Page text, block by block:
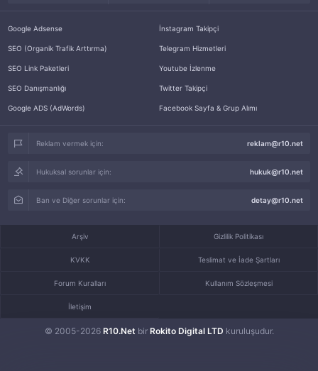
Google Adsense
SEO (Organik Trafik Arttırma)
SEO Link Paketleri
SEO Danışmanlığı
Google ADS (AdWords)
İnstagram Takipçi
Telegram Hizmetleri
Youtube İzlenme
Twitter Takipçi
Facebook Sayfa & Grup Alımı
Reklam vermek için: reklam@r10.net
Hukuksal sorunlar için: hukuk@r10.net
Ban ve Diğer sorunlar için: detay@r10.net
© 2005-2026 R10.Net bir Rokito Digital LTD kuruluşudur.
Arşiv Gizlilik Politikası
KVKK Teslimat ve İade Şartları
Forum Kuralları Kullanım Sözleşmesi
İletişim